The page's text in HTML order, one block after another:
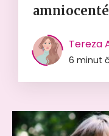
Tereza
6 minut